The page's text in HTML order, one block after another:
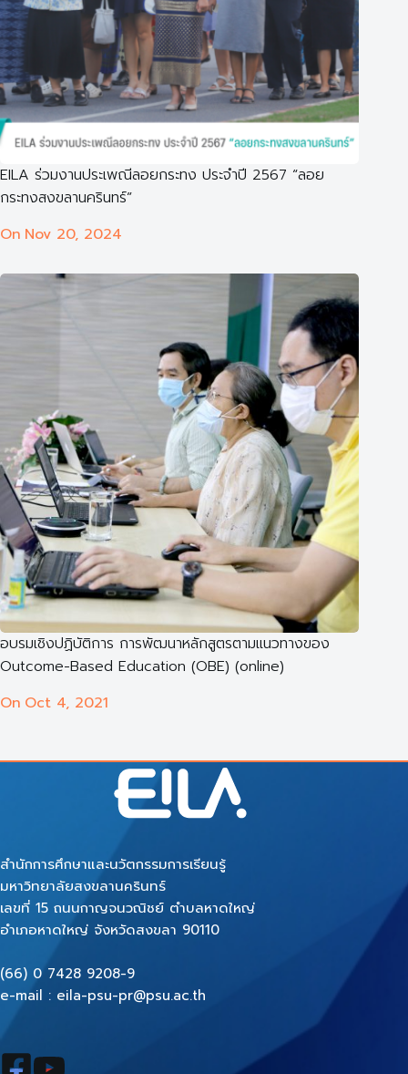
EILA ร่วมงานประเพณีลอยกระทง ประจำปี 2567 “ลอย
กระทงสงขลานครินทร์”
On Nov 20, 2024
อบรมเชิงปฏิบัติการ การพัฒนาหลักสูตรตามแนวทางของ
Outcome-Based Education (OBE) (online)
On Oct 4, 2021
สำนักการศึกษาและนวัตกรรมการเรียนรู้
มหาวิทยาลัยสงขลานครินทร์
เลขที่ 15 ถนนกาญจนวณิชย์ ตำบลหาดใหญ่
อำเภอหาดใหญ่ จังหวัดสงขลา 90110
(66) 0 7428 9208-9
e-mail : eila-psu-pr@psu.ac.th